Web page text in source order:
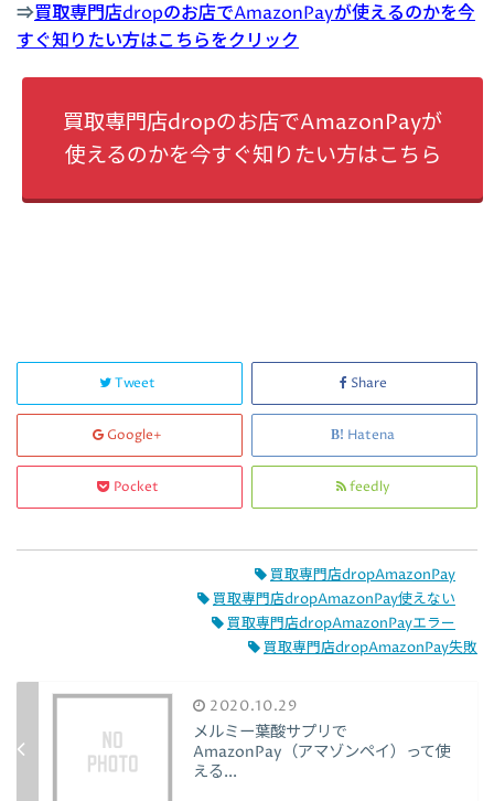
⇒買取専門店dropのお店でAmazonPayが使えるのかを今
すぐ知りたい方はこちらをクリック
買取専門店dropのお店でAmazonPayが
使えるのかを今すぐ知りたい方はこちら
Tweet Share
Google+ Hatena
Pocket feedly
買取専門店dropAmazonPay
買取専門店dropAmazonPay使えない
買取専門店dropAmazonPayエラー
買取専門店dropAmazonPay失敗
2020.10.29
メルミー葉酸サプリで
AmazonPay（アマゾンペイ）って使
える...